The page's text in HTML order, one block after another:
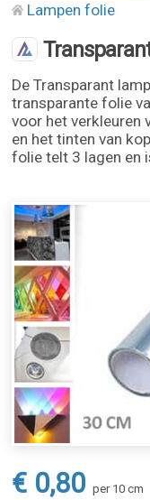
Lampen folie
De Transparant
transparante folie
voor het verkleuren
en het tinten van
folie telt 3 lagen en
€ 0,80 per 10 cm